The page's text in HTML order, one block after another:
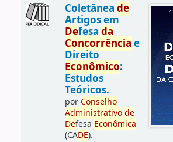
Coletânea de
Artigos em
Defesa da
Concorrência e
Direito
Econômico:
Estudos
Teóricos.
porConselho
Administrativo de
Defesa Econômica
(CADE).